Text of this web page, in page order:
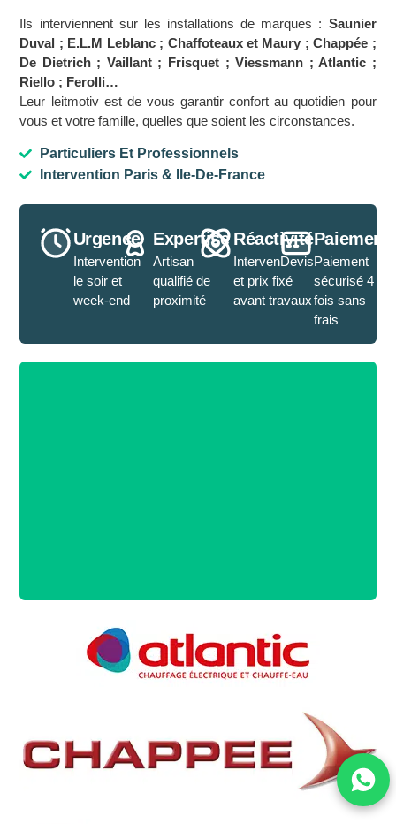
Ils interviennent sur les installations de marques : Saunier
Duval ; E.L.M Leblanc ; Chaffoteaux et Maury ; Chappée ;
De Dietrich ; Vaillant ; Frisquet ; Viessmann ; Atlantic ;
Riello ; Ferolli…
Leur leitmotiv est de vous garantir confort au quotidien pour
vous et votre famille, quelles que soient les circonstances.
Particuliers Et Professionnels
Intervention Paris & Ile-De-France
Urgence
Intervention
le soir et
week-end
Expertise
Artisan
qualifié de
proximité
Réactivité
IntervenDevis
et prix fixé
avant travaux
Paiement
Paiement
sécurisé 4
fois sans
frais